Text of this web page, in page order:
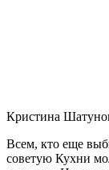
Кристина
Всем, кто еще
советую Кухни